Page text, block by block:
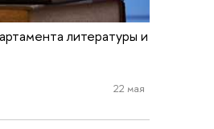
литературы и
22 мая